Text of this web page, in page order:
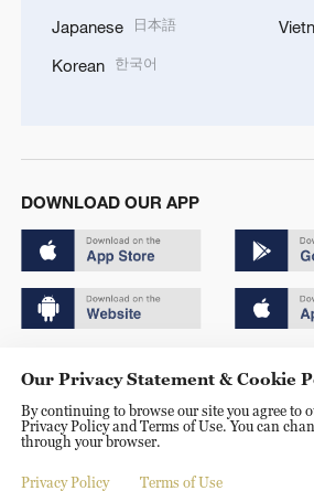
Japanese 日本語
Korean 한국어
DOWNLOAD OUR APP
京ICP备20000184号
京公网安备 11010502050052号
Disinformation report hotline: 010-85061466
Our Privacy Statement & Cookie
By continuing to browse our site you agree to
Privacy Policy and Terms of Use. You can
through your browser.
Privacy Policy Terms of Use